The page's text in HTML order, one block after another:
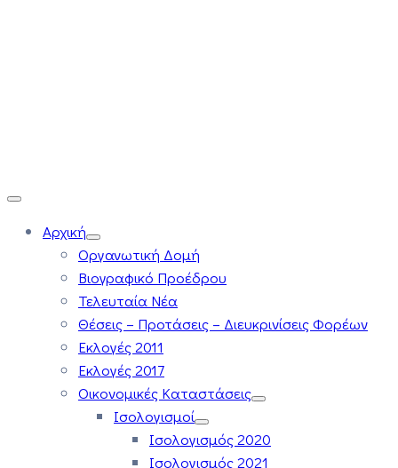
Αρχική
Οργανωτική Δομή
Βιογραφικό Προέδρου
Τελευταία Νέα
Θέσεις – Προτάσεις – Διευκρινίσεις Φορέων
Εκλογές 2011
Εκλογές 2017
Οικονομικές Καταστάσεις
Ισολογισμοί
Ισολογισμός 2020
Ισολογισμός 2021